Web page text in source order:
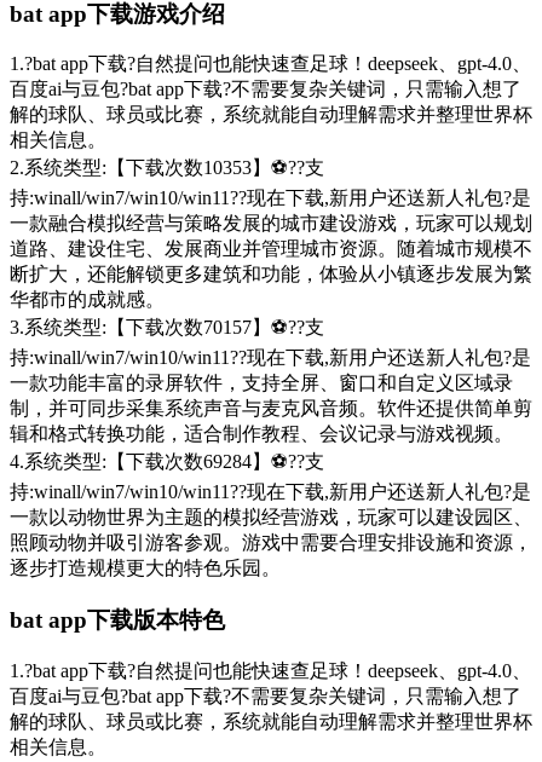
bat app下载游戏介绍
1.?bat app下载?自然提问也能快速查足球！deepseek、gpt-4.0、
百度ai与豆包?bat app下载?不需要复杂关键词，只需输入想了
解的球队、球员或比赛，系统就能自动理解需求并整理世界杯
相关信息。
2.系统类型:【下载次数10353】⚽??支
持:winall/win7/win10/win11??现在下载,新用户还送新人礼包?是
一款融合模拟经营与策略发展的城市建设游戏，玩家可以规划
道路、建设住宅、发展商业并管理城市资源。随着城市规模不
断扩大，还能解锁更多建筑和功能，体验从小镇逐步发展为繁
华都市的成就感。
3.系统类型:【下载次数70157】⚽??支
持:winall/win7/win10/win11??现在下载,新用户还送新人礼包?是
一款功能丰富的录屏软件，支持全屏、窗口和自定义区域录
制，并可同步采集系统声音与麦克风音频。软件还提供简单剪
辑和格式转换功能，适合制作教程、会议记录与游戏视频。
4.系统类型:【下载次数69284】⚽??支
持:winall/win7/win10/win11??现在下载,新用户还送新人礼包?是
一款以动物世界为主题的模拟经营游戏，玩家可以建设园区、
照顾动物并吸引游客参观。游戏中需要合理安排设施和资源，
逐步打造规模更大的特色乐园。
bat app下载版本特色
1.?bat app下载?自然提问也能快速查足球！deepseek、gpt-4.0、
百度ai与豆包?bat app下载?不需要复杂关键词，只需输入想了
解的球队、球员或比赛，系统就能自动理解需求并整理世界杯
相关信息。